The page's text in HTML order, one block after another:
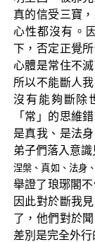
真的信受三寶
心性都沒有。
下，否定正覺
心體是常住不
所以不能斷人
沒有能夠斷除
「常」的思維
是真我、是法
弟子們落入意
涅槃、真如、法身
舉證了琅琊閣
因此對於斷我
了，他們對於
差別是完全外行